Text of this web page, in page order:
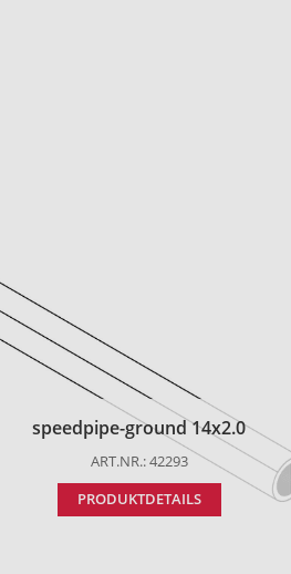
speedpipe-ground 14x2.0
ART.NR.: 42293
PRODUKTDETAILS